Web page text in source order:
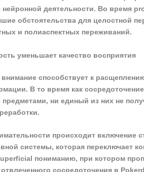
нейронной деятельности. Во время
обстоятельства для целостной
и полиаспектных переживаний.
уменьшает качество восприятия
способствует к
В то время как
ни единый из них не
происходит включение
системы, которая переключает
пониманию, при котором
сосредоточения в